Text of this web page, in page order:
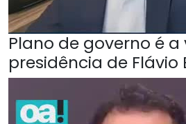
Plano de governo é a
presidência de Flávio